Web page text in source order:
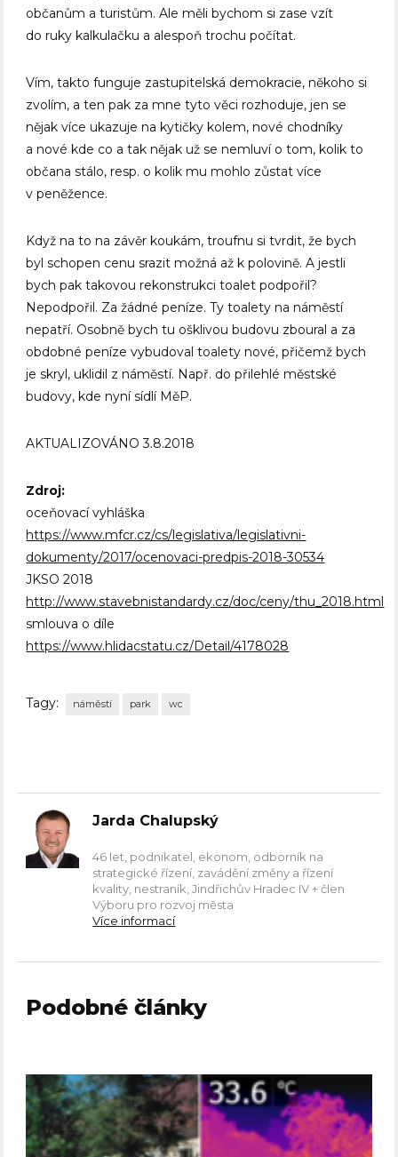
občanům a turistům. Ale měli bychom si zase vzít
do ruky kalkulačku a alespoň trochu počítat.
Vím, takto funguje zastupitelská demokracie, někoho si
zvolím, a ten pak za mne tyto věci rozhoduje, jen se
nějak více ukazuje na kytičky kolem, nové chodníky
a nové kde co a tak nějak už se nemluví o tom, kolik to
občana stálo, resp. o kolik mu mohlo zůstat více
v peněžence.
Když na to na závěr koukám, troufnu si tvrdit, že bych
byl schopen cenu srazit možná až k polovině. A jestli
bych pak takovou rekonstrukci toalet podpořil?
Nepodpořil. Za žádné peníze. Ty toalety na náměstí
nepatří. Osobně bych tu ošklivou budovu zboural a za
obdobné peníze vybudoval toalety nové, přičemž bych
je skryl, uklidil z náměstí. Např. do přilehlé městské
budovy, kde nyní sídlí MěP.
AKTUALIZOVÁNO 3.8.2018
Zdroj:
oceňovací vyhláška
https://www.mfcr.cz/cs/legislativa/legislativni-
dokumenty/2017/ocenovaci-predpis-2018-30534
JKSO 2018
http://www.stavebnistandardy.cz/doc/ceny/thu_2018.html
smlouva o díle
https://www.hlidacstatu.cz/Detail/4178028
Tagy: náměstí park wc
Jarda Chalupský
46 let, podnikatel, ekonom, odborník na
strategické řízení, zavádění změny a řízení
kvality, nestraník, Jindřichův Hradec IV + člen
Výboru pro rozvoj města
Více informací
Podobné články